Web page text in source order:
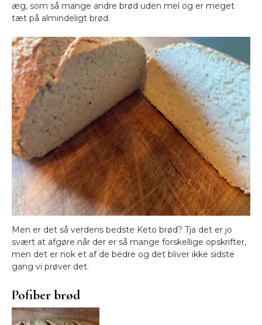
æg, som så mange andre brød uden mel og er meget
tæt på almindeligt brød.
Men er det så verdens bedste Keto brød? Tja det er jo
svært at afgøre når der er så mange forskellige opskrifter,
men det er nok et af de bedre og det bliver ikke sidste
gang vi prøver det.
Pofiber brød